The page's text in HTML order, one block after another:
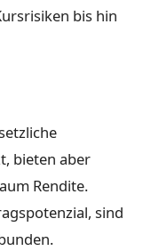
bis hin
bieten aber
Rendite.
sind